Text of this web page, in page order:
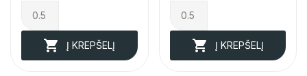
 Į KREPŠELĮ  Į KREPŠELĮ